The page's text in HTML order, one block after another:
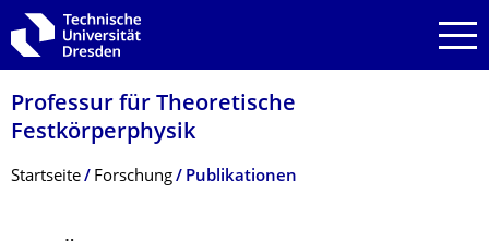
Zur Hauptnavigation springen
Zur Suche springen
Zum Inhalt springen
Professur für Theoretische
Festkörperphysik
Breadcrumb-Menü
Startseite Forschung Publikationen